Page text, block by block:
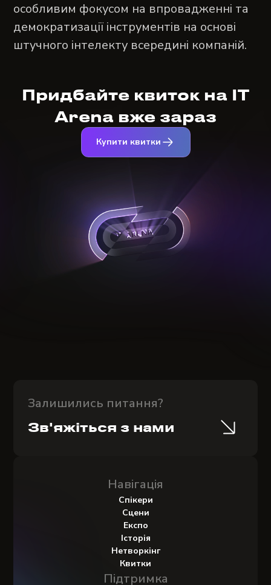
особливим фокусом на впровадженні та
демократизації інструментів на основі
штучного інтелекту всередині компаній.
Придбайте квиток на IT
Arena вже зараз
Купити квитки
Навігація
Спікери
Сцени
Експо
Історія
Нетворкінг
Квитки
Підтримка
Залишились питання?
Зв'яжіться з нами